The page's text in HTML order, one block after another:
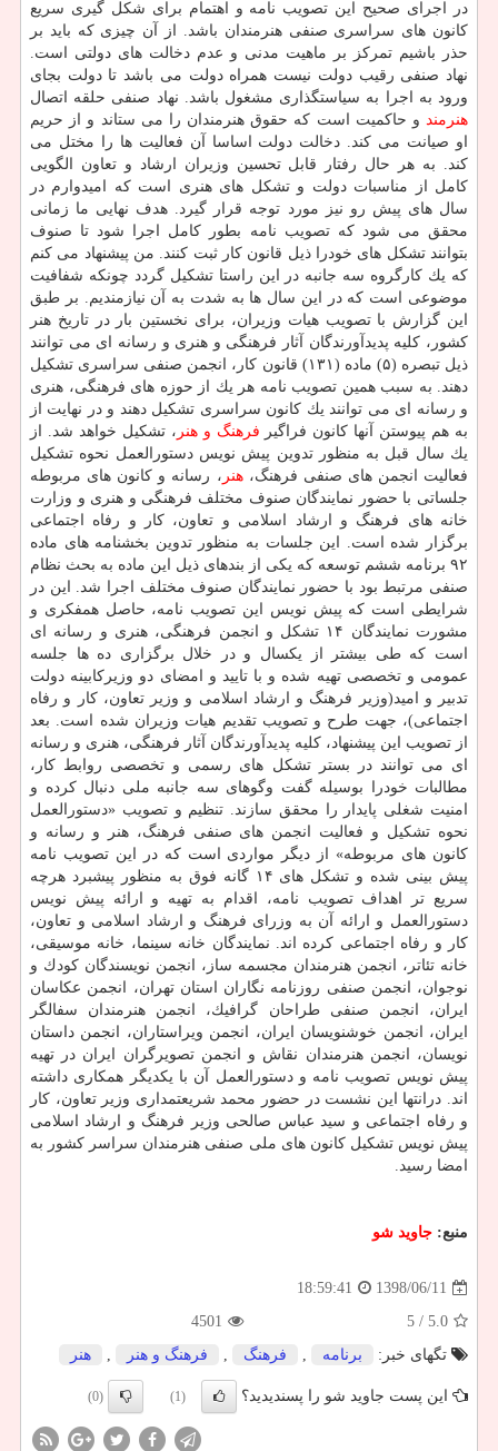
در اجرای صحیح این تصویب نامه و اهتمام برای شكل گیری سریع
كانون های سراسری صنفی هنرمندان باشد. از آن چیزی كه باید بر
حذر باشیم تمركز بر ماهیت مدنی و عدم دخالت های دولتی است.
نهاد صنفی رقیب دولت نیست همراه دولت می باشد تا دولت بجای
ورود به اجرا به سیاستگذاری مشغول باشد. نهاد صنفی حلقه اتصال
هنرمند و حاكمیت است كه حقوق هنرمندان را می ستاند و از حریم
او صیانت می كند. دخالت دولت اساسا آن فعالیت ها را مختل می
كند. به هر حال رفتار قابل تحسین وزیران ارشاد و تعاون الگویی
كامل از مناسبات دولت و تشكل های هنری است كه امیدوارم در
سال های پیش رو نیز مورد توجه قرار گیرد. هدف نهایی ما زمانی
محقق می شود كه تصویب نامه بطور كامل اجرا شود تا صنوف
بتوانند تشكل های خودرا ذیل قانون كار ثبت كنند. من پیشنهاد می كنم
كه یك كارگروه سه جانبه در این راستا تشكیل گردد چونكه شفافیت
موضوعی است كه در این سال ها به شدت به آن نیازمندیم. بر طبق
این گزارش با تصویب هیات وزیران، برای نخستین بار در تاریخ هنر
كشور، كلیه پدیدآورندگان آثار فرهنگی و هنری و رسانه ای می توانند
ذیل تبصره (۵) ماده (۱۳۱) قانون كار، انجمن صنفی سراسری تشكیل
دهند. به سبب همین تصویب نامه هر یك از حوزه های فرهنگی، هنری
و رسانه ای می توانند یك كانون سراسری تشكیل دهند و در نهایت از
به هم پیوستن آنها كانون فراگیر فرهنگ و هنر ، تشكیل خواهد شد. از
یك سال قبل به منظور تدوین پیش نویس دستورالعمل نحوه تشكیل
فعالیت انجمن های صنفی فرهنگ،هنر ، رسانه و كانون های مربوطه
جلساتی با حضور نمایندگان صنوف مختلف فرهنگی و هنری و وزارت
خانه های فرهنگ و ارشاد اسلامی و تعاون، كار و رفاه اجتماعی
برگزار شده است. این جلسات به منظور تدوین بخشنامه های ماده
۹۲ برنامه ششم توسعه كه یكی از بندهای ذیل این ماده به بحث نظام
صنفی مرتبط بود با حضور نمایندگان صنوف مختلف اجرا شد. این در
شرایطی است كه پیش نویس این تصویب نامه، حاصل همفكری و
مشورت نمایندگان ۱۴ تشكل و انجمن فرهنگی، هنری و رسانه ای
است كه طی بیشتر از یكسال و در خلال برگزاری ده ها جلسه
عمومی و تخصصی تهیه شده و با تایید و امضای دو وزیركابینه دولت
تدبیر و امید(وزیر فرهنگ و ارشاد اسلامی و وزیر تعاون، كار و رفاه
اجتماعی)، جهت طرح و تصویب تقدیم هیات وزیران شده است. بعد
از تصویب این پیشنهاد، كلیه پدیدآورندگان آثار فرهنگی، هنری و رسانه
ای می توانند در بستر تشكل های رسمی و تخصصی روابط كار،
مطالبات خودرا بوسیله گفت وگوهای سه جانبه ملی دنبال كرده و
امنیت شغلی پایدار را محقق سازند. تنظیم و تصویب «دستورالعمل
نحوه تشكیل و فعالیت انجمن های صنفی فرهنگ، هنر و رسانه و
كانون های مربوطه» از دیگر مواردی است كه در این تصویب نامه
پیش بینی شده و تشكل های ۱۴ گانه فوق به منظور پیشبرد هرچه
سریع تر اهداف تصویب نامه، اقدام به تهیه و ارائه پیش نویس
دستورالعمل و ارائه آن به وزرای فرهنگ و ارشاد اسلامی و تعاون،
كار و رفاه اجتماعی كرده اند. نمایندگان خانه سینما، خانه موسیقی،
خانه تئاتر، انجمن هنرمندان مجسمه ساز، انجمن نویسندگان كودك و
نوجوان، انجمن صنفی روزنامه نگاران استان تهران، انجمن عكاسان
ایران، انجمن صنفی طراحان گرافیك، انجمن هنرمندان سفالگر
ایران، انجمن خوشنویسان ایران، انجمن ویراستاران، انجمن داستان
نویسان، انجمن هنرمندان نقاش و انجمن تصویرگران ایران در تهیه
پیش نویس تصویب نامه و دستورالعمل آن با یكدیگر همكاری داشته
اند. درانتها این نشست در حضور محمد شریعتمداری وزیر تعاون، كار
و رفاه اجتماعی و سید عباس صالحی وزیر فرهنگ و ارشاد اسلامی
پیش نویس تشكیل كانون های ملی صنفی هنرمندان سراسر كشور به
امضا رسید.
منبع: جاوید شو
1398/06/11
18:59:41
5.0
/ 5
4501
تگهای خبر:
برنامه , فرهنگ , فرهنگ و هنر , هنر
این پست جاوید شو را پسندیدید؟ (1)
(0)